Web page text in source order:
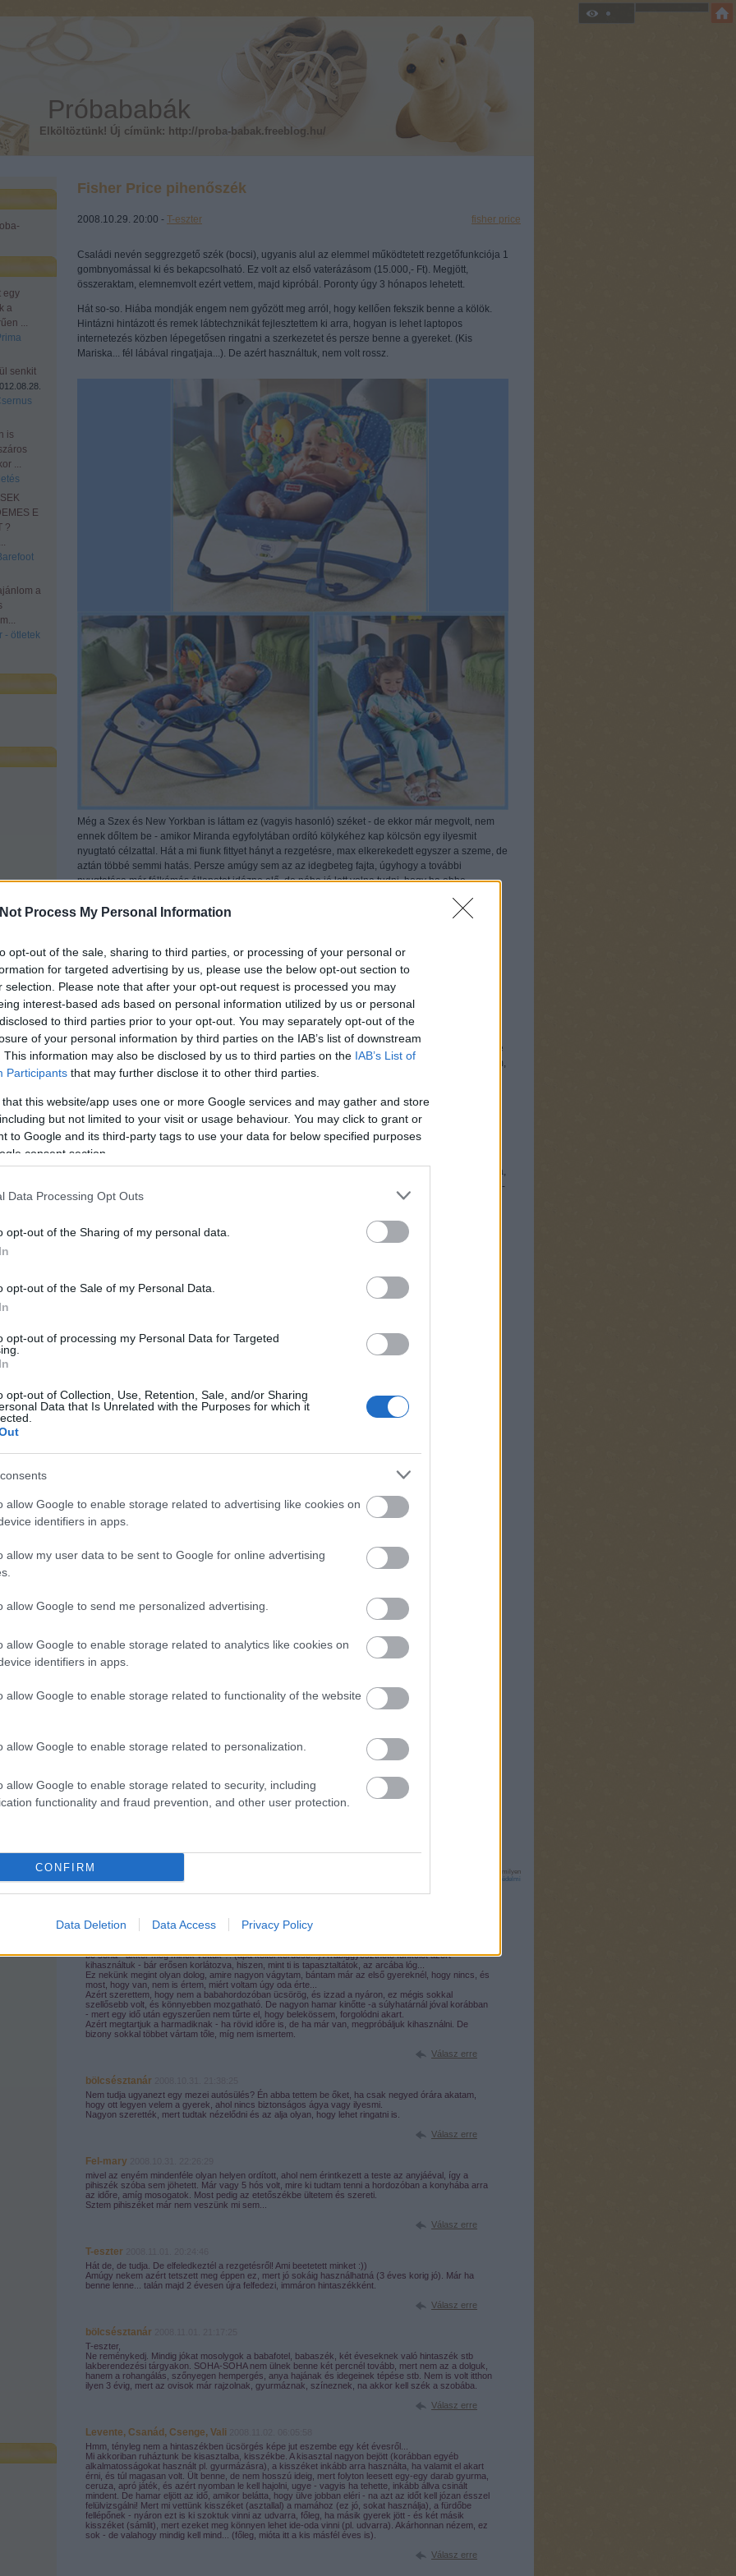
Process My Personal Information
opt-out of the sale, sharing to third parties, or processing of your personal or
for targeted advertising by us, please use the below opt-out section to
selection. Please note that after your opt-out request is processed you may
interest-based ads based on personal information utilized by us or personal
to third parties prior to your opt-out. You may separately opt-out of the
of your personal information by third parties on the IAB’s list of downstream
This information may also be disclosed by us to third parties on the IAB’s List of
Participants that may further disclose it to other third parties.
that this website/app uses one or more Google services and may gather and store
but not limited to your visit or usage behaviour. You may click to grant or
to Google and its third-party tags to use your data for below specified purposes
consent section.
Data Processing Opt Outs
opt-out of the Sharing of my personal data.
opt-out of the Sale of my Personal Data.
opt-out of processing my Personal Data for Targeted
opt-out of Collection, Use, Retention, Sale, and/or Sharing
Data that Is Unrelated with the Purposes for which it
allow Google to enable storage related to advertising like cookies on
identifiers in apps.
allow my user data to be sent to Google for online advertising
allow Google to send me personalized advertising.
allow Google to enable storage related to analytics like cookies on
identifiers in apps.
allow Google to enable storage related to functionality of the website
allow Google to enable storage related to personalization.
allow Google to enable storage related to security, including
functionality and fraud prevention, and other user protection.
CONFIRM
Data Deletion Data Access Privacy Policy
Próbababák
Elköltöztünk! Új címünk: http://proba-babak.freeblog.hu/
egy
a
...
senkit
is
...
E
?
a
- ötletek
Fisher Price pihenőszék
2008.10.29. 20:00 - T-eszter fisher price
Családi nevén seggrezgető szék (bocsi), ugyanis alul az elemmel működtetett rezgetőfunkciója 1
gombnyomással ki és bekapcsolható. Ez volt az első vaterázásom (15.000,- Ft). Megjött,
összeraktam, elemnemvolt ezért vettem, majd kipróbál. Poronty úgy 3 hónapos lehetett.
Hát so-so. Hiába mondják engem nem győzött meg arról, hogy kellően fekszik benne a kölök.
Hintázni hintázott és remek lábtechznikát fejlesztettem ki arra, hogyan is lehet laptopos
internetezés közben lépegetősen ringatni a szerkezetet és persze benne a gyereket. (Kis
Mariska... fél lábával ringatjaja...). De azért használtuk, nem volt rossz.
Még a Szex és New Yorkban is láttam ez (vagyis hasonló) széket - de ekkor már megvolt, nem
ennek dőltem be - amikor Miranda egyfolytában ordító kölykéhez kap kölcsön egy ilyesmit
nyugtató célzattal. Hát a mi fiunk fittyet hányt a rezgetésre, max elkerekedett egyszer a szeme, de
aztán többé semmi hatás. Persze amúgy sem az az idegbeteg fajta, úgyhogy a további
nyugtatása már félkómás állapotot idézne elő, de néha jó lett volna tudni, hogy ha ebbe
A vendéggyerekek egytől egyig imádják, le is nyugszanak benne ideig óráig, így ezzel a
Bővebben a székről:
Rá lehet aplikálni lelógós játékokat, ami annyira nem frankó szvsz, mert valahogy éppen a
képébe lóg szegénykének. Vagyis túl közel van és ahogy himbálózik, az már nekem is szédítő
látvány.
Rezgető rész rezget, ahogy kell. Ez pipa
A szék háttámlája 2 fokozatban dönthető, de nincs nagy különbség a szintek között. Van egy
fekvő stabil állása is, amikor egy lábbal ki lehet támasztani, és akkor gyakorlatilag fekszik benne
a baba, és a szék sem mozog. Ez hasznos, ha altatjuk - vagy már alszik - illetve én így is etettem,
amíg nem volt etetőszékünk., Ez utóbbinak nagyon bevált.
A későbbiekben elvileg még sokáig (3 éves koráig) tudja majd használni, mint hintaszéket. Na
majd akkor nyilatkozom, hogy mennyire vált be ;)
Egy másik pihenőszék szerelmem a Baby Björn
mozdulatára is. Végül az ára miatt lebeszéltem magam róla,
hiszen mi már csak vagy 2 hónapig tudtuk volna használni -
és amúgy is ott volt a másik - ellenben úgy 17000,-Ft a
igazából szerelem volt részemről, de győzött a racionalitás
(Apuci által erősen megtámogatva)
Tetszik
és végleg
lányos fiúk
Sajtkukac?
Kisgyerek... -
mondhatsz az
A bejegyzés trackback címe:
Kommentek:
A hozzászólások a
üzemeltetője semmilyen
felelősséget nem vállal, azokat nem ellenőrzi. Kifogás esetén forduljon a blog szerkesztőjéhez. Részletek a
adatvédelmi
Nagyjából ugyanezt tapasztaltuk mi is. Nekünk egyszerűbb Fisher székünk van, később már nem jó -
be soha - akkor meg minek vettük ?! (apa költői kérdése...) A rábiggyeszthető funkciót azért
kihasználtuk - bár erősen korlátozva, hiszen, mint ti is tapasztaltátok, az arcába lóg...
Ez nekünk megint olyan dolog, amire nagyon vágytam, bántam már az első gyereknél, hogy nincs, és
most, hogy van, nem is értem, miért voltam úgy oda érte...
Azért szerettem, hogy nem a babahordozóban ücsörög, és izzad a nyáron, ez mégis sokkal
szellősebb volt, és könnyebben mozgatható. De nagyon hamar kinőtte -a súlyhatárnál jóval korábban
- mert egy idő után egyszerűen nem tűrte el, hogy belekössem, forgolódni akart.
Azért megtartjuk a harmadiknak - ha rövid időre is, de ha már van, megpróbáljuk kihasználni. De
bizony sokkal többet vártam tőle, míg nem ismertem.
Válasz erre
bölcsésztanár
Nem tudja ugyanezt egy mezei autósülés? Én abba tettem be őket, ha csak negyed órára akatam,
hogy ott legyen velem a gyerek, ahol nincs biztonságos ágya vagy ilyesmi.
Nagyon szerették, mert tudtak nézelődni és az alja olyan, hogy lehet ringatni is.
Válasz erre
Fel-mary
mivel az enyém mindenféle olyan helyen ordított, ahol nem érintkezett a teste az anyjáéval, így a
pihiszék szóba sem jöhetett. Már vagy 5 hós volt, mire ki tudtam tenni a hordozóban a konyhába arra
az időre, amíg mosogatok. Most pedig az etetőszékbe ültetem és szereti.
Sztem pihiszéket már nem veszünk mi sem...
Válasz erre
T-eszter
Hát de, de tudja. De elfeledkeztél a rezgetésről! Ami beetetett minket :))
Amúgy nekem azért tetszett meg éppen ez, mert jó sokáig használhatná (3 éves korig jó). Már ha
benne lenne... talán majd 2 évesen újra felfedezi, immáron hintaszékként.
Válasz erre
bölcsésztanár
T-eszter,
Ne reménykedj. Mindig jókat mosolygok a babafotel, babaszék, két éveseknek való hintaszék stb
lakberendezési tárgyakon. SOHA-SOHA nem ülnek benne két percnél tovább, mert nem az a dolguk,
hanem a rohangálás, szőnyegen hempergés, anya hajának és idegeinek tépése stb. Nem is volt itthon
ilyen 3 évig, mert az ovisok már rajzolnak, gyurmáznak, színeznek, na akkor kell szék a szobába.
Válasz erre
Levente, Csanád, Csenge, Vali
Hmm, tényleg nem a hintaszékben ücsörgés képe jut eszembe egy két évesről...
Mi akkoriban ruháztunk be kisasztalba, kisszékbe. A kisasztal nagyon bejött (korábban egyéb
alkalmatosságokat használt pl. gyurmázásra), a kisszéket inkább arra használta, ha valamit el akart
érni, és túl magasan volt. Ült benne, de nem hosszú ideig, mert folyton leesett egy-egy darab gyurma,
ceruza, apró játék, és azért nyomban le kell hajolni, ugye - vagyis ha tehette, inkább állva csinált
mindent. De hamar eljött az idő, amikor belátta, hogy ülve jobban eléri - na azt az időt kell józan ésszel
felülvizsgálni! Mert mi vettünk kisszéket (asztallal) a mamához (ez jó, sokat használja), a fürdőbe
fellépőnek - nyáron ezt is ki szoktuk vinni az udvarra, főleg, ha másik gyerek jött - és két másik
kisszéket (sámlit), mert ezeket meg könnyen lehet ide-oda vinni (pl. udvarra). Akárhonnan nézem, ez
sok - de valahogy mindig kell mind... (főleg, mióta itt a kis másfél éves is).
Válasz erre